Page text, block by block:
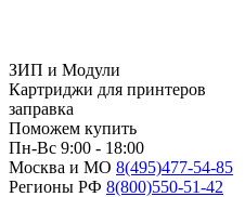
ЗИП и Модули
Картриджи для принтеров
заправка
Поможем купить
Пн-Вс 9:00 - 18:00
Москва и МО 8(495)477-54-85
Регионы РФ 8(800)550-51-42